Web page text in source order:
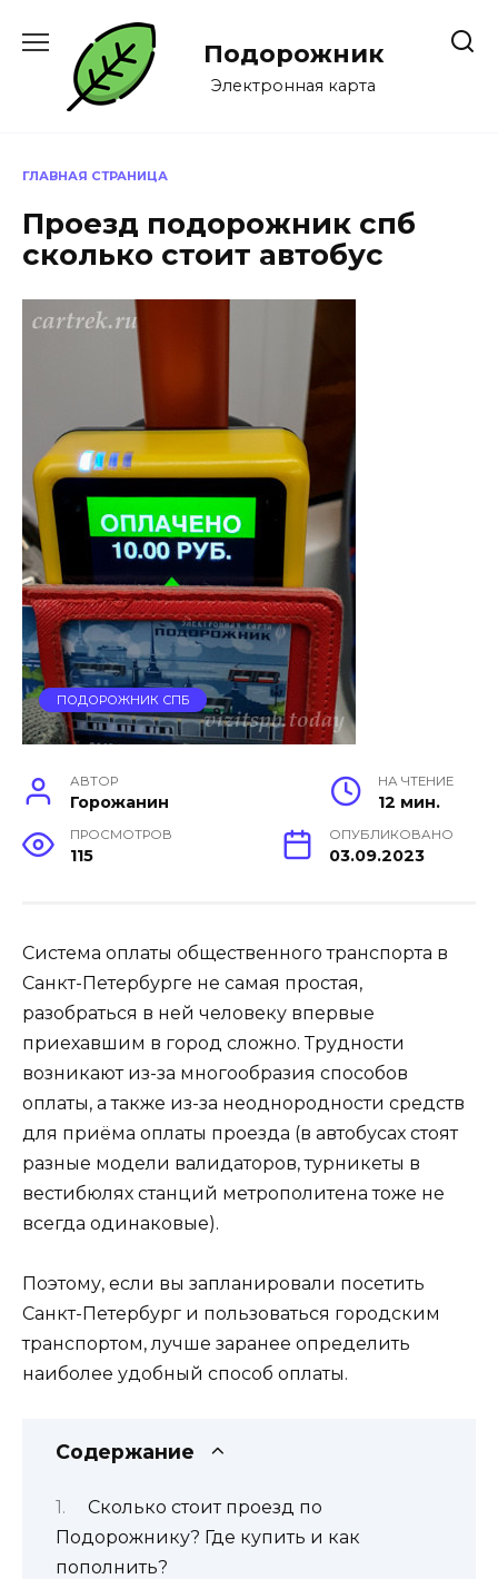
содержанию
Подорожник
Электронная карта
ГЛАВНАЯ СТРАНИЦА
Проезд подорожник спб
сколько стоит автобус
ПОДОРОЖНИК СПБ
АВТОР
Горожанин
НА ЧТЕНИЕ
12 мин.
ПРОСМОТРОВ
115
ОПУБЛИКОВАНО
03.09.2023
Система оплаты общественного транспорта в
Санкт-Петербурге не самая простая,
разобраться в ней человеку впервые
приехавшим в город сложно. Трудности
возникают из-за многообразия способов
оплаты, а также из-за неоднородности средств
для приёма оплаты проезда (в автобусах стоят
разные модели валидаторов, турникеты в
вестибюлях станций метрополитена тоже не
всегда одинаковые).
Поэтому, если вы запланировали посетить
Санкт-Петербург и пользоваться городским
транспортом, лучше заранее определить
наиболее удобный способ оплаты.
Содержание
Сколько стоит проезд по
Подорожнику? Где купить и как
пополнить?